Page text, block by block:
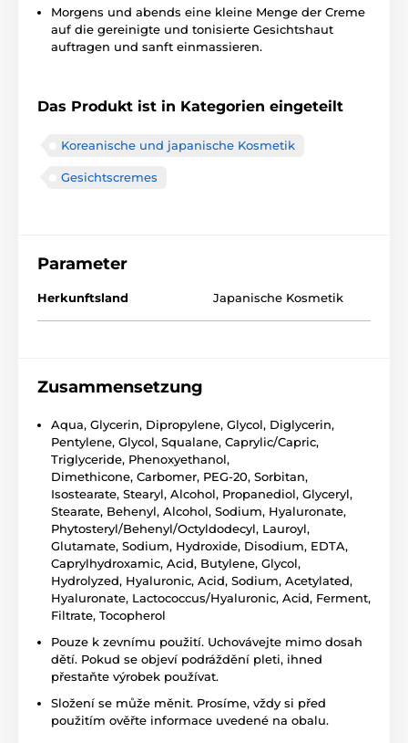
Morgens und abends eine kleine Menge der Creme
auf die gereinigte und tonisierte Gesichtshaut
auftragen und sanft einmassieren.
Das Produkt ist in Kategorien eingeteilt
Koreanische und japanische Kosmetik
Gesichtscremes
Parameter
Herkunftsland Japanische Kosmetik
Zusammensetzung
Aqua, Glycerin, Dipropylene, Glycol, Diglycerin,
Pentylene, Glycol, Squalane, Caprylic/Capric,
Triglyceride, Phenoxyethanol,
Dimethicone, Carbomer, PEG-20, Sorbitan,
Isostearate, Stearyl, Alcohol, Propanediol, Glyceryl,
Stearate, Behenyl, Alcohol, Sodium, Hyaluronate,
Phytosteryl/Behenyl/Octyldodecyl, Lauroyl,
Glutamate, Sodium, Hydroxide, Disodium, EDTA,
Caprylhydroxamic, Acid, Butylene, Glycol,
Hydrolyzed, Hyaluronic, Acid, Sodium, Acetylated,
Hyaluronate, Lactococcus/Hyaluronic, Acid, Ferment,
Filtrate, Tocopherol
Pouze k zevnímu použití. Uchovávejte mimo dosah
dětí. Pokud se objeví podráždění pleti, ihned
přestaňte výrobek používat.
Složení se může měnit. Prosíme, vždy si před
použitím ověřte informace uvedené na obalu.